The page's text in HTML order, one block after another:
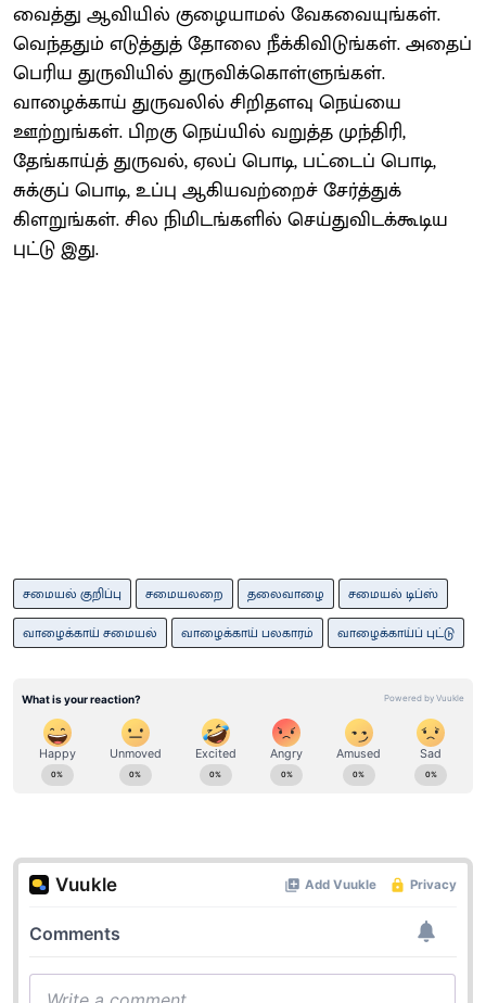
வைத்து ஆவியில் குழையாமல் வேகவையுங்கள்.
வெந்ததும் எடுத்துத் தோலை நீக்கிவிடுங்கள். அதைப்
பெரிய துருவியில் துருவிக்கொள்ளுங்கள்.
வாழைக்காய் துருவலில் சிறிதளவு நெய்யை
ஊற்றுங்கள். பிறகு நெய்யில் வறுத்த முந்திரி,
தேங்காய்த் துருவல், ஏலப் பொடி, பட்டைப் பொடி,
சுக்குப் பொடி, உப்பு ஆகியவற்றைச் சேர்த்துக்
கிளறுங்கள். சில நிமிடங்களில் செய்துவிடக்கூடிய
புட்டு இது.
சமையல் குறிப்பு சமையலறை தலைவாழை
சமையல் டிப்ஸ்
வாழைக்காய் சமையல்
வாழைக்காய் பலகாரம் வாழைக்காய்ப் புட்டு